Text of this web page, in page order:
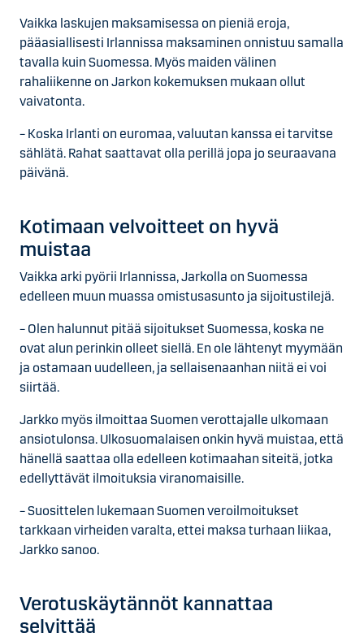
Vaikka laskujen maksamisessa on pieniä eroja,
pääasiallisesti Irlannissa maksaminen onnistuu samalla
tavalla kuin Suomessa. Myös maiden välinen
rahaliikenne on Jarkon kokemuksen mukaan ollut
vaivatonta.
– Koska Irlanti on euromaa, valuutan kanssa ei tarvitse
sählätä. Rahat saattavat olla perillä jopa jo seuraavana
päivänä.
Kotimaan velvoitteet on hyvä
muistaa
Vaikka arki pyörii Irlannissa, Jarkolla on Suomessa
edelleen muun muassa omistusasunto ja sijoitustilejä.
– Olen halunnut pitää sijoitukset Suomessa, koska ne
ovat alun perinkin olleet siellä. En ole lähtenyt myymään
ja ostamaan uudelleen, ja sellaisenaanhan niitä ei voi
siirtää.
Jarkko myös ilmoittaa Suomen verottajalle ulkomaan
ansiotulonsa. Ulkosuomalaisen onkin hyvä muistaa, että
hänellä saattaa olla edelleen kotimaahan siteitä, jotka
edellyttävät ilmoituksia viranomaisille.
– Suosittelen lukemaan Suomen veroilmoitukset
tarkkaan virheiden varalta, ettei maksa turhaan liikaa,
Jarkko sanoo.
Verotuskäytännöt kannattaa
selvittää